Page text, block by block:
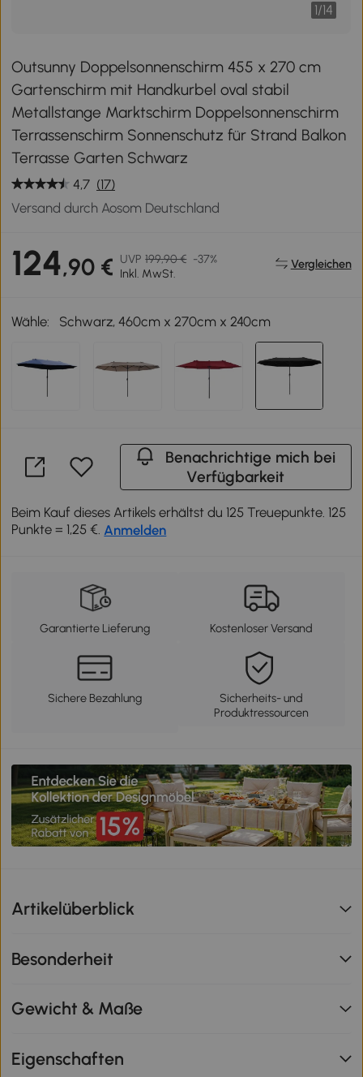
1/14
Outsunny Doppelsonnenschirm 455 x 270 cm
Gartenschirm mit Handkurbel oval stabil
Metallstange Marktschirm Doppelsonnenschirm
Terrassenschirm Sonnenschutz für Strand Balkon
Terrasse Garten Schwarz
4,7 (17)
Versand durch Aosom Deutschland
124,90 € UVP 199,90 € -37%
Inkl. MwSt.
Vergleichen
Wähle: Schwarz, 460cm x 270cm x 240cm
Benachrichtige mich bei
Verfügbarkeit
Beim Kauf dieses Artikels erhältst du 125 Treuepunkte. 125
Punkte = 1,25 €. Anmelden
Garantierte Lieferung Kostenloser Versand
Sichere Bezahlung
Sicherheits- und
Produktressourcen
Artikelüberblick
Besonderheit
Gewicht & Maße
Eigenschaften